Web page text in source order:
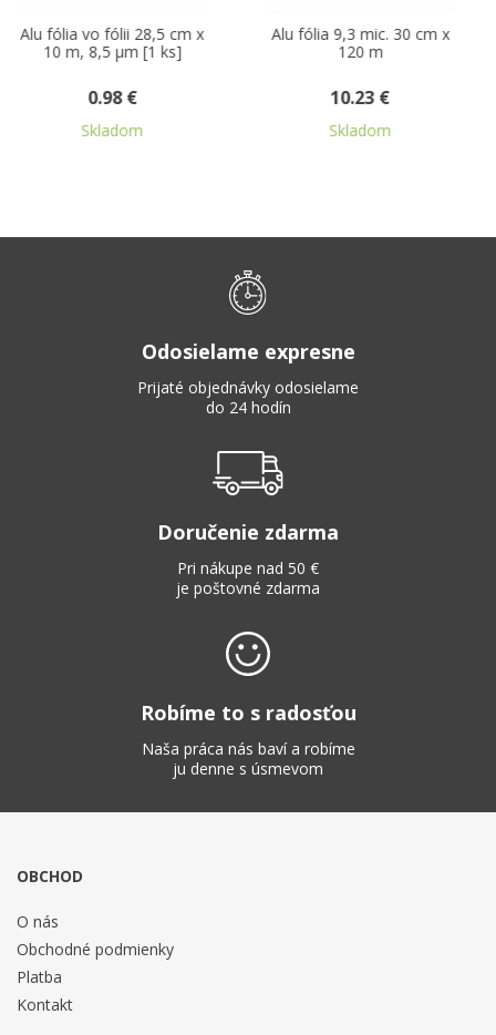
fólii 28,5 cm x
µm [1 ks]
Alu fólia 9,3 mic. 30 cm x
Lepiaca
Odosielame expresne
Prijaté objednávky odosielame
do 24 hodín
Doručenie zdarma
Pri nákupe nad 50 €
je poštovné zdarma
Robíme to s radosťou
Naša práca nás baví a robíme
ju denne s úsmevom
OBCHOD
O nás
Obchodné podmienky
Platba
Kontakt